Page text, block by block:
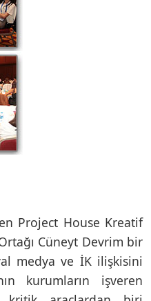
Project House Kreatif
Cüneyt Devrim bir
medya ve İK ilişkisini
kurumların işveren